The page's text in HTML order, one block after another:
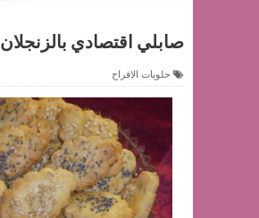
صابلي اقتصادي بالزنجلان
حلويات الافراح